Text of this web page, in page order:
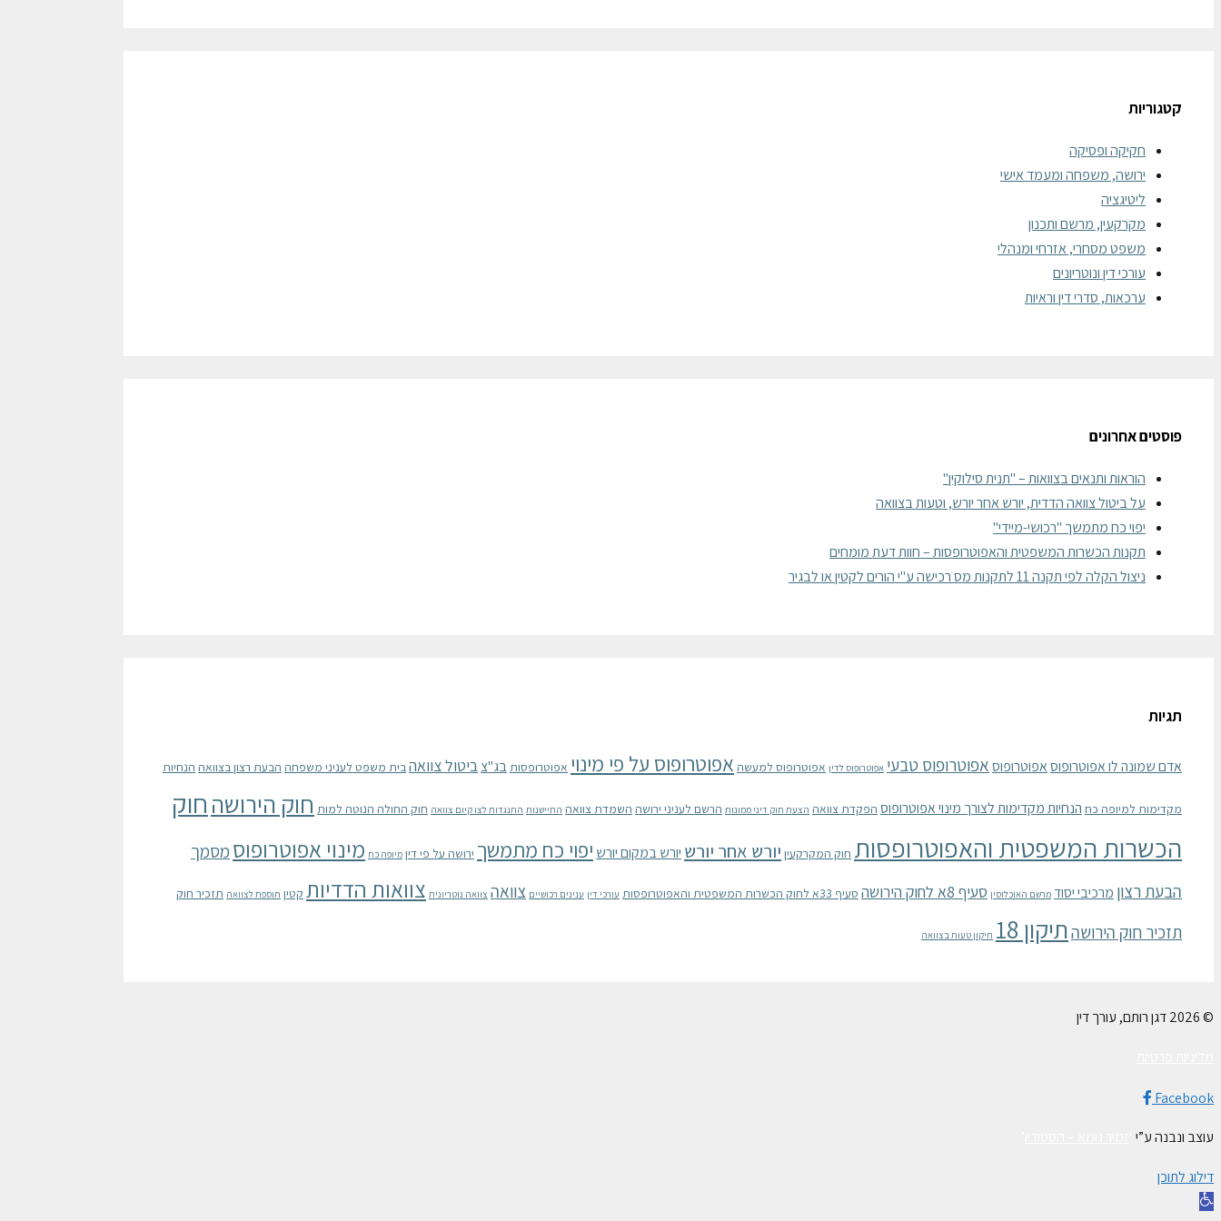
קטגוריות
חקיקה ופסיקה
ירושה, משפחה ומעמד אישי
ליטיגציה
מקרקעין, מרשם ותכנון
משפט מסחרי, אזרחי ומנהלי
עורכי דין ונוטריונים
ערכאות, סדרי דין וראיות
פוסטים אחרונים
הוראות ותנאים בצוואות – "תנית סילוקין"
על ביטול צוואה הדדית, יורש אחר יורש, וטעות בצוואה
יפוי כח מתמשך "רכושי-מיידי"
תקנות הכשרות המשפטית והאפוטרופסות – חוות דעת מומחים
ניצול הקלה לפי תקנה 11 לתקנות מס רכישה ע"י הורים לקטין או לבגיר
תגיות
אדם שמונה לו אפוטרופוסאפוטרופוסאפוטרופוס טבעי אפוטרופוס לדין אפוטרופוס למעשה אפוטרופוס על פי מינוי אפוטרופסות בג"צביטול צוואה בית משפט לעניני משפחה הבעת רצון בצוואה הנחיות
מקדימות למיופה כח הנחיות מקדימות לצורך מינוי אפוטרופוס הפקדת צוואה הצעת חוק דיני ממונות הרשם לעניני ירושה השמדת צוואה התיישנות התנגדות לצו קיום צוואה חוק החולה הנוטה למות חוק הירושהחוק
הכשרות המשפטית והאפוטרופסות חוק המקרקעין יורש אחר יורש יורש במקום יורש יפוי כח מתמשך ירושה על פי דין מיופה כח מינוי אפוטרופוס מסמך
הבעת רצון מרכיבי יסוד מרשם האוכלוסין סעיף 8א לחוק הירושה סעיף 33א לחוק הכשרות המשפטית והאפוטרופסות עורכי דין ענינים רכושיים צוואה צוואה נוטריונית צוואות הדדיות קטין תוספת לצוואה תזכיר חוק
תזכיר חוק הירושה תיקון 18 תיקון טעות בצוואה
© 2026 דגן רותם, עורך דין
Facebook
עוצב ונבנה ע”י
דילוג לתוכן
פתח